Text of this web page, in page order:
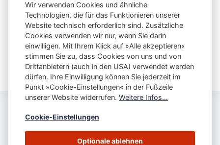
MJER Iaido Tagesseminar am 6. Juli ’24
NÄCHSTER BEITRAG
6. August 1945, 8:15 Uhr
© Ken Tsuru Dojo Fürth e.V.
Wir verwenden Cookies und ähnliche
Technologien, die für das Funktionieren unserer
Website technisch erforderlich sind. Zusätzliche
Cookies verwenden wir nur, wenn Sie darin
einwilligen. Mit Ihrem Klick auf »Alle akzeptieren«
stimmen Sie zu, dass Cookies von uns und von
Drittanbietern (auch in den USA) verwendet werden
dürfen. Ihre Einwilligung können Sie jederzeit im
Punkt »Cookie-Einstellungen« in der Fußzeile
unserer Website widerrufen. Weitere Infos…
Cookie-Einstellungen
Optionale ablehnen